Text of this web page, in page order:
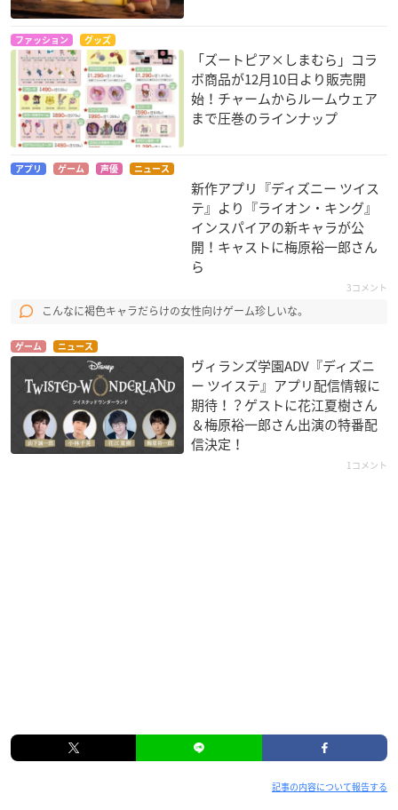
ファッション グッズ
「ズートピア×しまむら」コラ
ボ商品が12月10日より販売開
始！チャームからルームウェア
まで圧巻のラインナップ
アプリ ゲーム 声優 ニュース
新作アプリ『ディズニー ツイス
テ』より『ライオン・キング』
インスパイアの新キャラが公
開！キャストに梅原裕一郎さん
ら
3コメント
こんなに褐色キャラだらけの女性向けゲーム珍しいな。
ゲーム ニュース
ヴィランズ学園ADV『ディズニ
ー ツイステ』アプリ配信情報に
期待！？ゲストに花江夏樹さん
＆梅原裕一郎さん出演の特番配
信決定！
1コメント
記事の内容について報告する